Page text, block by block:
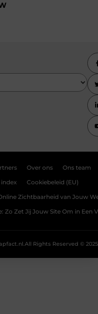
Over ons Ons team
Cookiebeleid (EU)
Zichtbaarheid van Jouw
Zo Zet Jij Jouw Site Om in Een
All Rights Reserved © 2025